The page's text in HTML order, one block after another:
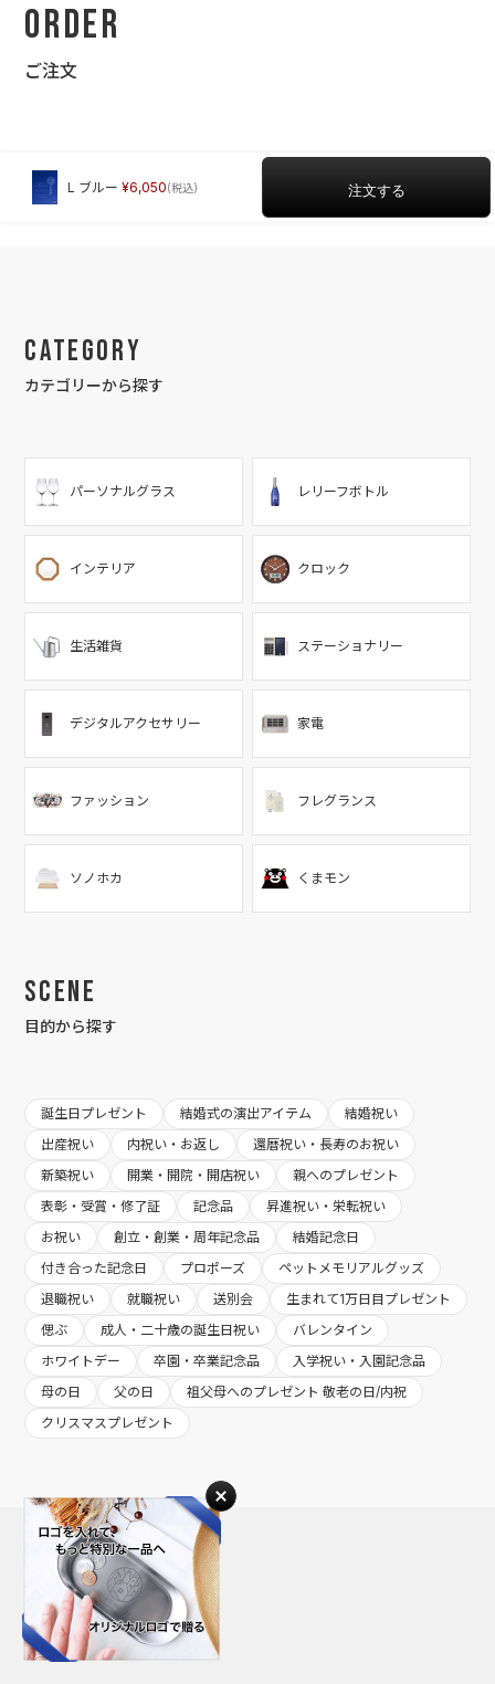
Order
ご注文
L ブルー 6,050
Category
カテゴリーから探す
パーソナルグラス レリーフボトル
インテリア クロック
生活雑貨 ステーショナリー
デジタルアクセサリー 家電
ファッション フレグランス
ソノホカ くまモン
Scene
目的から探す
誕生日プレゼント 結婚式の演出アイテム
結婚祝い
出産祝い
内祝い・お返し
還暦祝い・長寿のお祝い
新築祝い
開業・開院・開店祝い
親へのプレゼント
表彰・受賞・修了証
記念品
昇進祝い・栄転祝い
お祝い
創立・創業・周年記念品
結婚記念日
付き合った記念日
プロポーズ
ペットメモリアルグッズ
退職祝い
就職祝い 送別会
生まれて1万日目プレゼント
偲ぶ
成人・二十歳の誕生日祝い
バレンタイン
ホワイトデー
卒園・卒業記念品
入学祝い・入園記念品
母の日
父の日
祖父母へのプレゼント 敬老の日/内祝
クリスマスプレゼント
Guide
トゥーユーを活用する